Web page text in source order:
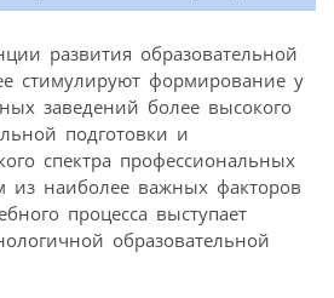
развития образовательной
стимулируют формирование у
заведений более высокого
подготовки и
спектра профессиональных
из наиболее важных факторов
процесса выступает
образовательной